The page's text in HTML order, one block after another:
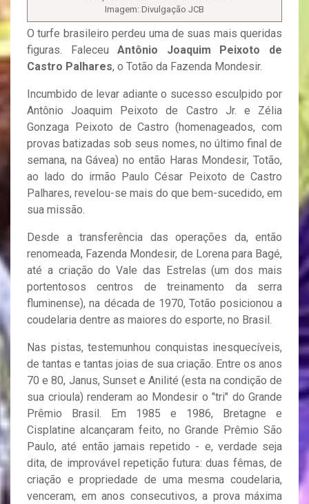
Imagem: Divulgação JCB
O turfe brasileiro perdeu uma de suas mais queridas
figuras. FaleceuAntônio Joaquim Peixoto de
Castro Palhares, o Totão da Fazenda Mondesir.
Incumbido de levar adiante o sucesso esculpido por
Antônio Joaquim Peixoto de Castro Jr. e Zélia
Gonzaga Peixoto de Castro (homenageados, com
provas batizadas sob seus nomes, no último final de
semana, na Gávea) no então Haras Mondesir, Totão,
ao lado do irmão Paulo César Peixoto de Castro
Palhares, revelou-se mais do que bem-sucedido, em
sua missão.
Desde a transferência das operações da, então
renomeada, Fazenda Mondesir, de Lorena para Bagé,
até a criação do Vale das Estrelas (um dos mais
portentosos centros de treinamento da serra
fluminense), na década de 1970, Totão posicionou a
coudelaria dentre as maiores do esporte, no Brasil.
Nas pistas, testemunhou conquistas inesquecíveis,
de tantas e tantas joias de sua criação. Entre os anos
70 e 80, Janus, Sunset e Anilité (esta na condição de
sua crioula) renderam ao Mondesir o "tri" do Grande
Prêmio Brasil. Em 1985 e 1986, Bretagne e
Cisplatine alcançaram feito, no Grande Prêmio São
Paulo, até então jamais repetido - e, verdade seja
dita, de improvável repetição futura: duas fêmas, de
criação e propriedade de uma mesma coudelaria,
venceram, em anos consecutivos, a prova máxima